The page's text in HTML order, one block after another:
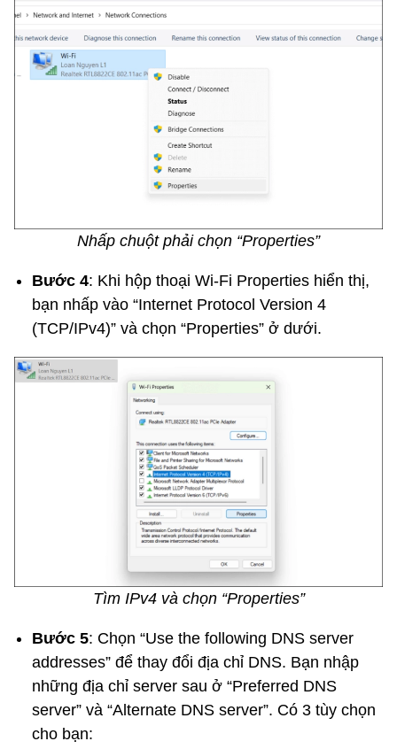
Nhấp chuột phải chọn “Properties”
Bước 4: Khi hộp thoại Wi-Fi Properties hiển thị,
bạn nhấp vào “Internet Protocol Version 4
(TCP/IPv4)” và chọn “Properties” ở dưới.
Tìm IPv4 và chọn “Properties”
Bước 5: Chọn “Use the following DNS server
addresses” để thay đổi địa chỉ DNS. Bạn nhập
những địa chỉ server sau ở “Preferred DNS
server” và “Alternate DNS server”. Có 3 tùy chọn
cho bạn: